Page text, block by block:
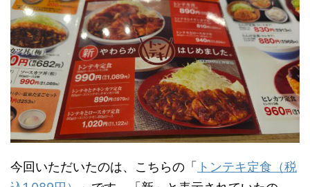
今回いただいたのは、こちらの「 トンテキ定食（税